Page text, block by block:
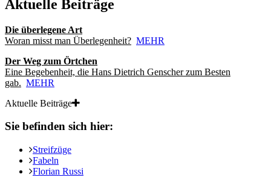
Aktuelle Beiträge
Die überlegene Art
Woran misst man Überlegenheit? MEHR
Der Weg zum Örtchen
Eine Begebenheit, die Hans Dietrich Genscher zum Besten
gab. MEHR
Aktuelle Beiträge
Sie befinden sich hier:
Streifzüge
Fabeln
Florian Russi